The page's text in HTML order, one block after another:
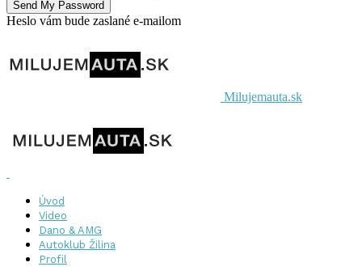
Heslo vám bude zaslané e-mailom
Milujemauta.sk
Úvod
Video
Dano & AMG
Autoklub Žilina
Profil